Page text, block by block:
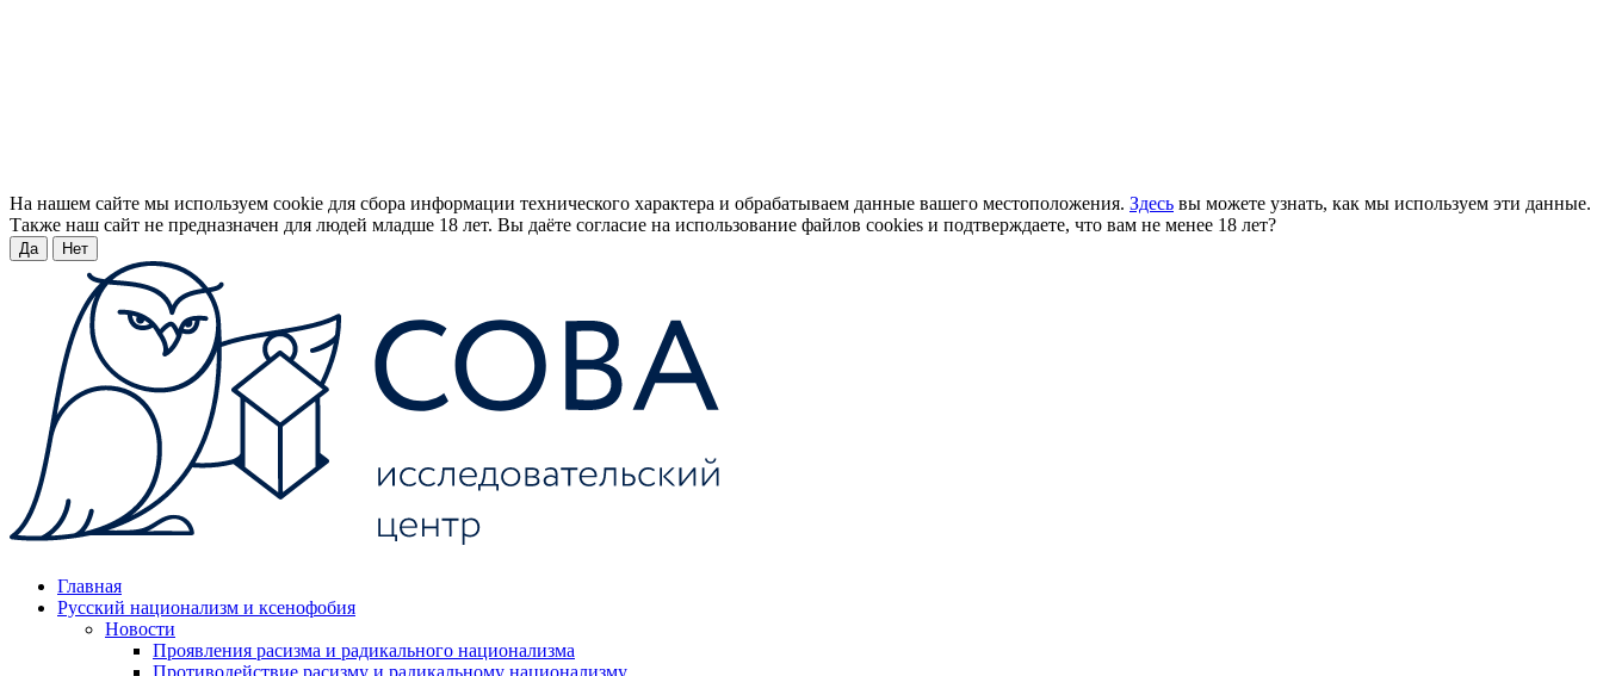
На нашем сайте мы используем cookie для сбора информации технического характера и обрабатываем данные вашего местоположения. Здесь вы можете узнать, как мы используем эти данные.
Также наш сайт не предназначен для людей младше 18 лет. Вы даёте согласие на использование файлов cookies и подтверждаете, что вам не менее 18 лет?
Да Нет
Главная
Русский национализм и ксенофобия
Новости
Проявления расизма и радикального национализма